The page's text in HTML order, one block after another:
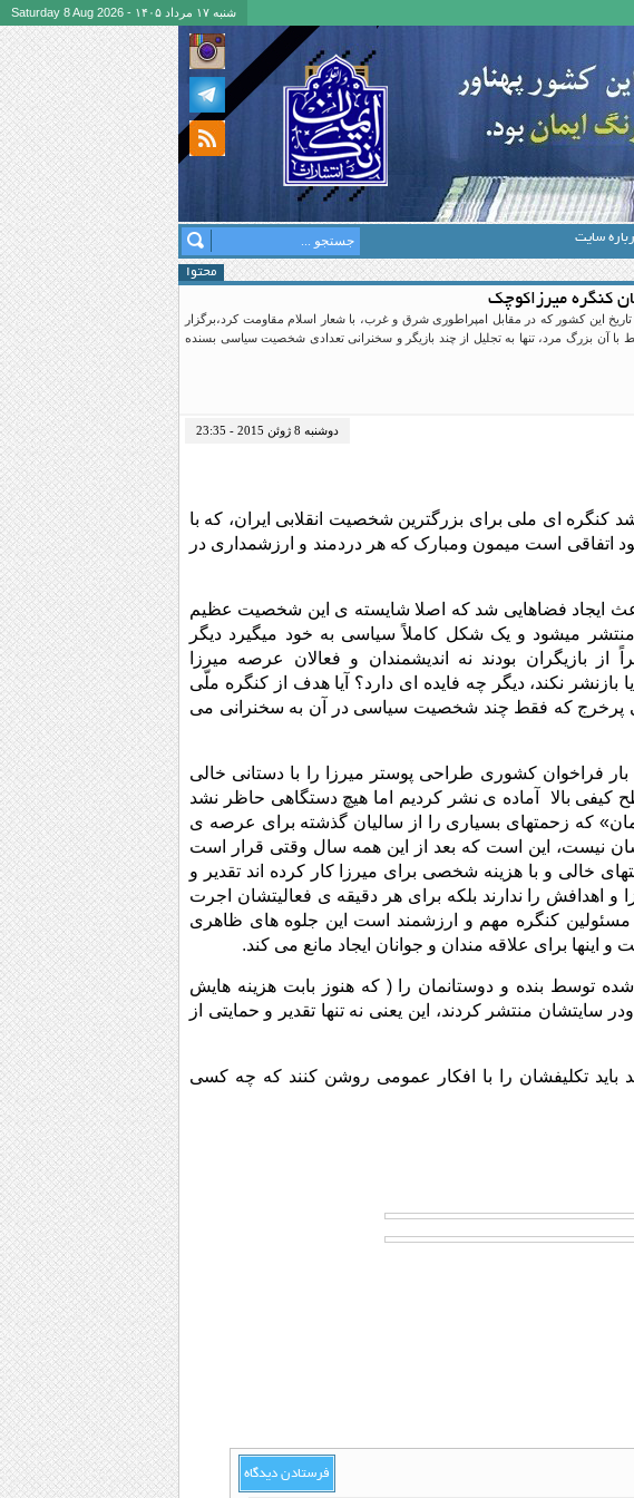
شنبه ۱۷ مرداد ۱۴۰۵ - Saturday 8 Aug 2026
سایت
محتوا
کنگره میرزاکوچک
تاریخ این کشور که در مقابل امپراطوری شرق و غرب، با شعار اسلام مقاومت کرد،برگزار
آن بزرگ مرد، تنها به تجلیل از چند بازیگر و سخنرانی تعدادی شخصیت سیاسی بسنده
دوشنبه 8 ژوئن 2015 - 23:35
اسلامی قرار شد کنگره ای ملی برای بزرگترین شخصیت انقلابی ایران، که با
اتفاقی است میمون ومبارک که هر دردمند و ارزشمداری در
ایجاد فضاهایی شد که اصلا شایسته ی این شخصیت عظیم
فراخوانش منتشر میشود و یک شکل کاملاً سیاسی به خود میگیرد دیگر
از بازیگران بودند نه اندیشمندان و فعالان عرصه میرزا
نکند، دیگر چه فایده ای دارد؟ آیا هدف از کنگره ملّی
پرخرج که فقط چند شخصیت سیاسی در آن به سخنرانی می
فراخوان کشوری طراحی پوستر میرزا را با دستانی خالی
کیفی بالا آماده ی نشر کردیم اما هیچ دستگاهی حاظر نشد
که زحمتهای بسیاری را از سالیان گذشته برای عرصه ی
نیست، این است که بعد از این همه سال وقتی قرار است
خالی و با هزینه شخصی برای میرزا کار کرده اند تقدیر و
و اهدافش را ندارند بلکه برای هر دقیقه ی فعالیتشان اجرت
مسئولین کنگره مهم و ارزشمند است این جلوه های ظاهری
برای علاقه مندان و جوانان ایجاد مانع می کند.
توسط بنده و دوستانمان را ( که هنوز بابت هزینه هایش
منتشر کردند، این یعنی نه تنها تقدیر و حمایتی از
باید تکلیفشان را با افکار عمومی روشن کنند که چه کسی
فرستادن دیدگاه